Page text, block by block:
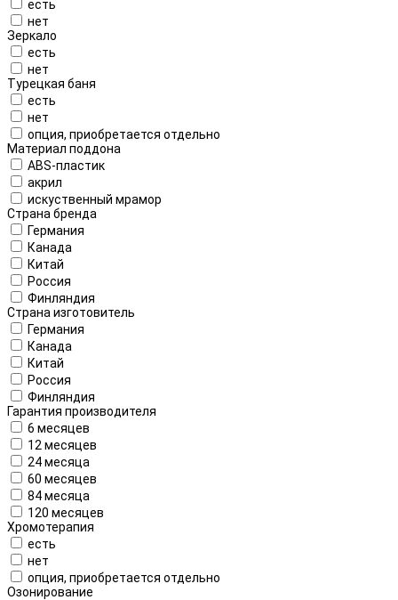
есть
нет
Зеркало
есть
нет
Турецкая баня
есть
нет
опция, приобретается отдельно
Материал поддона
ABS-пластик
акрил
искуственный мрамор
Страна бренда
Германия
Канада
Китай
Россия
Финляндия
Страна изготовитель
Германия
Канада
Китай
Россия
Финляндия
Гарантия производителя
6 месяцев
12 месяцев
24 месяца
60 месяцев
84 месяца
120 месяцев
Хромотерапия
есть
нет
опция, приобретается отдельно
Озонирование